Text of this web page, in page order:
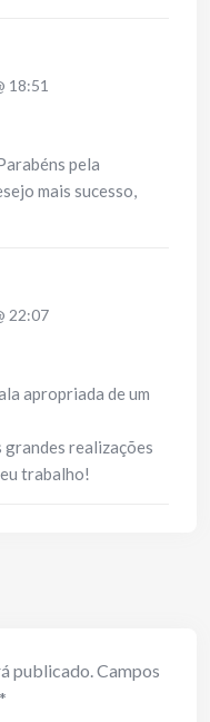
18:51
pela
mais sucesso,
22:07
apropriada de um
grandes realizações
trabalho!
publicado.Campos
*